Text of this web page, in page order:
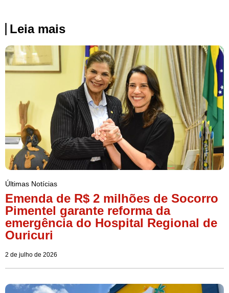
Leia mais
Últimas Notícias
Emenda de R$ 2 milhões de Socorro
Pimentel garante reforma da
emergência do Hospital Regional de
Ouricuri
2 de julho de 2026